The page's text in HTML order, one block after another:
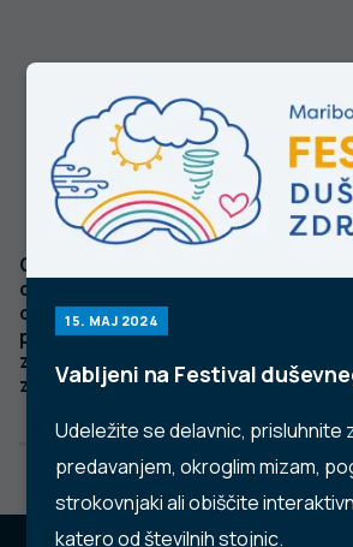
15. MAJ 2024
Vabljeni na Festival
Udeležite se delavnic, prisluhnite
predavanjem, okroglim mizam,
strokovnjaki ali obiščite
katero od številnih stojnic.
CANSAS: kratko
orodje za
ocenjevanje
potreb v centrih
za duševno
zdravje odraslih